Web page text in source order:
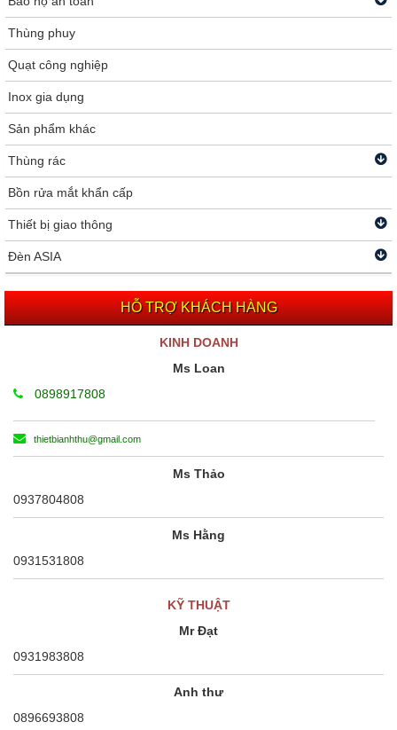
Thùng phuy
Quạt công nghiệp
Inox gia dụng
Sản phẩm khác
Thùng rác
Bồn rửa mắt khẩn cấp
Thiết bị giao thông
Đèn ASIA
HỖ TRỢ KHÁCH HÀNG
KINH DOANH
Ms Loan
0898917808
thietbianhthu@gmail.com
Ms Thảo
0937804808
Ms Hằng
0931531808
KỸ THUẬT
Mr Đạt
0931983808
Anh thư
0896693808